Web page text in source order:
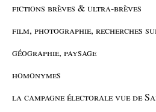
fictions brèves & ultra-brèves
film, photographie, recherches
géographie, paysage
homonymes
la campagne électorale vue de